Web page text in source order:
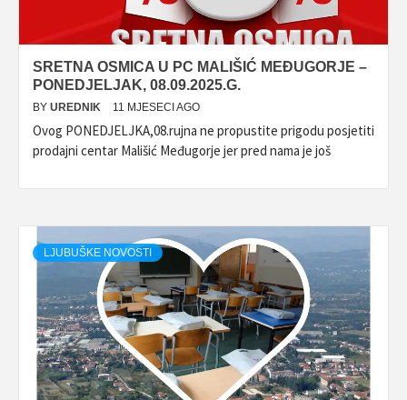
SRETNA OSMICA U PC MALIŠIĆ MEĐUGORJE –
PONEDJELJAK, 08.09.2025.G.
BY UREDNIK 11 MJESECI AGO
Ovog PONEDJELJKA,08.rujna ne propustite prigodu posjetiti
prodajni centar Mališić Međugorje jer pred nama je još
LJUBUŠKE NOVOSTI